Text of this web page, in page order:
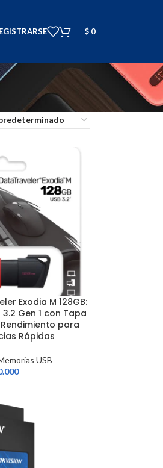
$ 0
Exodia M 128GB:
3.2 Gen 1 con Tapa
para
Rápidas
USB